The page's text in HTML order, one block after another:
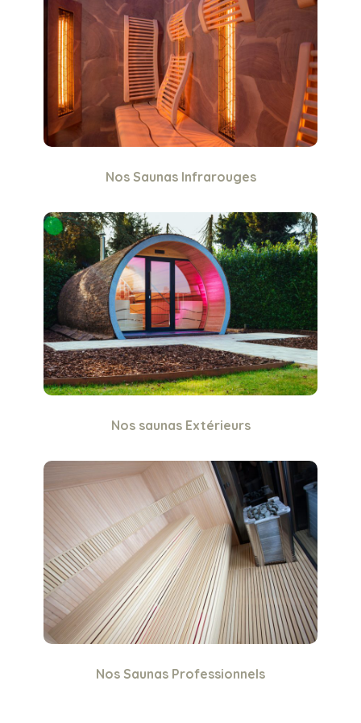
Nos Saunas Infrarouges
Nos saunas Extérieurs
Nos Saunas Professionnels